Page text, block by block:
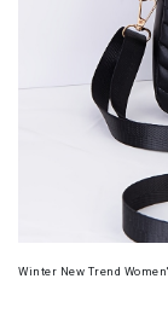
Winter New Trend